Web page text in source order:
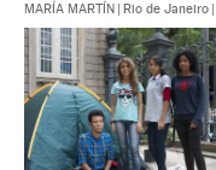
MARÍA MARTÍN | Rio de Janeiro |